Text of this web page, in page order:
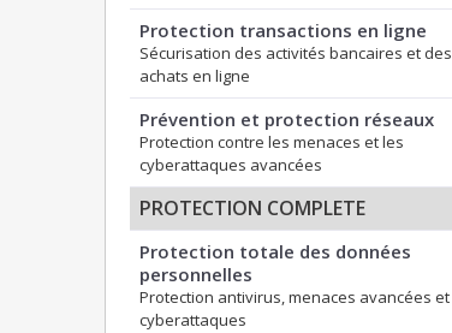
Protection transactions en ligne
Sécurisation des activités bancaires et des
achats en ligne
Prévention et protection réseaux
Protection contre les menaces et les
cyberattaques avancées
PROTECTION COMPLETE
Protection totale des données
personnelles
Protection antivirus, menaces avancées et
cyberattaques